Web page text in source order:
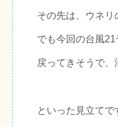
その先は、ウネリ
でも今回の台風
戻ってきそうで、
といった見立てで